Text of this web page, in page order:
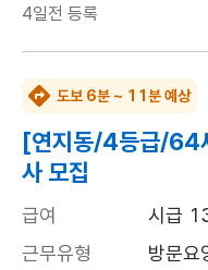
4일전 등록
도보 6분 ~ 11분 예상
[연지동/4등급/64
사 모집
급여
시급
근무유형
방문요